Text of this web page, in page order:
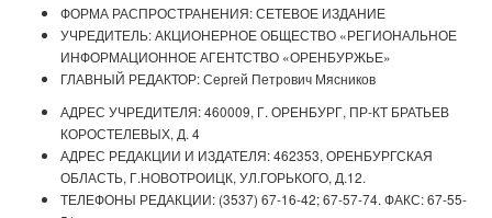
ФОРМА РАСПРОСТРАНЕНИЯ: СЕТЕВОЕ ИЗДАНИЕ
УЧРЕДИТЕЛЬ: АКЦИОНЕРНОЕ ОБЩЕСТВО «РЕГИОНАЛЬНОЕ
ИНФОРМАЦИОННОЕ АГЕНТСТВО «ОРЕНБУРЖЬЕ»
ГЛАВНЫЙ РЕДАКТОР: Сергей Петрович Мясников
АДРЕС УЧРЕДИТЕЛЯ: 460009, Г. ОРЕНБУРГ, ПР-КТ БРАТЬЕВ
КОРОСТЕЛЕВЫХ, Д. 4
АДРЕС РЕДАКЦИИ И ИЗДАТЕЛЯ: 462353, ОРЕНБУРГСКАЯ
ОБЛАСТЬ, Г.НОВОТРОИЦК, УЛ.ГОРЬКОГО, Д.12.
ТЕЛЕФОНЫ РЕДАКЦИИ: (3537) 67-16-42; 67-57-74. ФАКС: 67-55-